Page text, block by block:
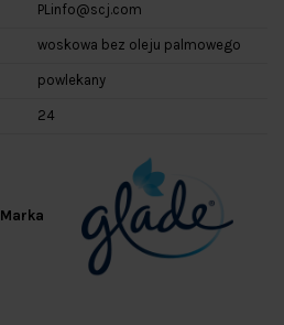
PLinfo@scj.com
woskowa bez oleju palmowego
powlekany
24
Marka